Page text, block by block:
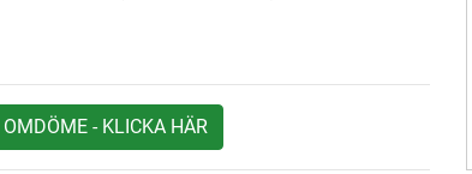
- KLICKA HÄR